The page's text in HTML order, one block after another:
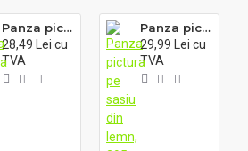
Panza pictura pe sasiu din lemn, 295g, 40cm X 60 cm, BRONS
28,49 Lei cu
TVA
Panza pictura pe sasiu din lemn, 295g, 45cm X 60 cm, BRONS
29,99 Lei cu
TVA